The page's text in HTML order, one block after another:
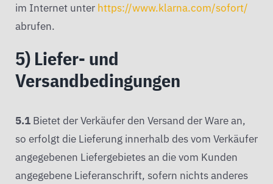
im Internet unter https://www.klarna.com/sofort/
abrufen.
5) Liefer- und
Versandbedingungen
5.1 Bietet der Verkäufer den Versand der Ware an,
so erfolgt die Lieferung innerhalb des vom Verkäufer
angegebenen Liefergebietes an die vom Kunden
angegebene Lieferanschrift, sofern nichts anderes